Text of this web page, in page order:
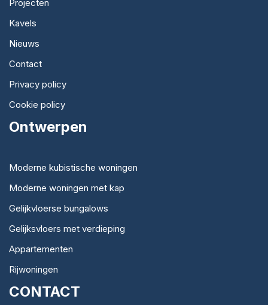
Projecten
Kavels
Nieuws
Contact
Privacy policy
Cookie policy
Ontwerpen
Moderne kubistische woningen
Moderne woningen met kap
Gelijkvloerse bungalows
Gelijksvloers met verdieping
Appartementen
Rijwoningen
CONTACT